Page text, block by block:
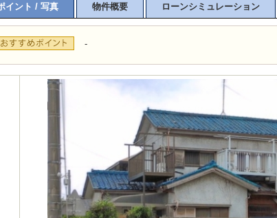
イント / 写真 物件概要 ローンシミュレーション
-